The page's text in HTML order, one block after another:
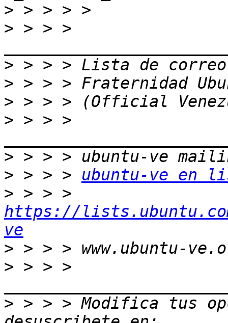
>
> > > >
>
>
>
> > > >
>
> > > > ubuntu-ve en
>
https://
ve
>
> > > >
> > > > Modifica tus